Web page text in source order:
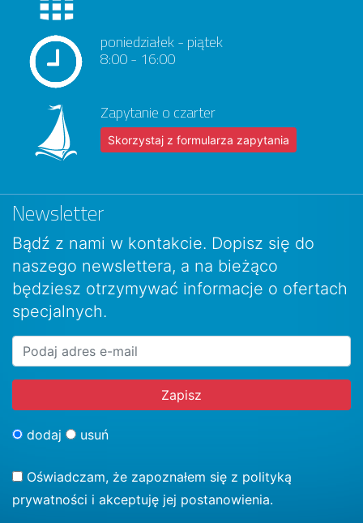
poniedziałek - piątek
8:00 - 16:00
Zapytanie o czarter
Skorzystaj z formularza zapytania
Newsletter
Bądź z nami w kontakcie. Dopisz się do
naszego newslettera, a na bieżąco
będziesz otrzymywać informacje o ofertach
specjalnych.
dodaj usuń
Oświadczam, że zapoznałem się z polityką
prywatności i akceptuję jej postanowienia.